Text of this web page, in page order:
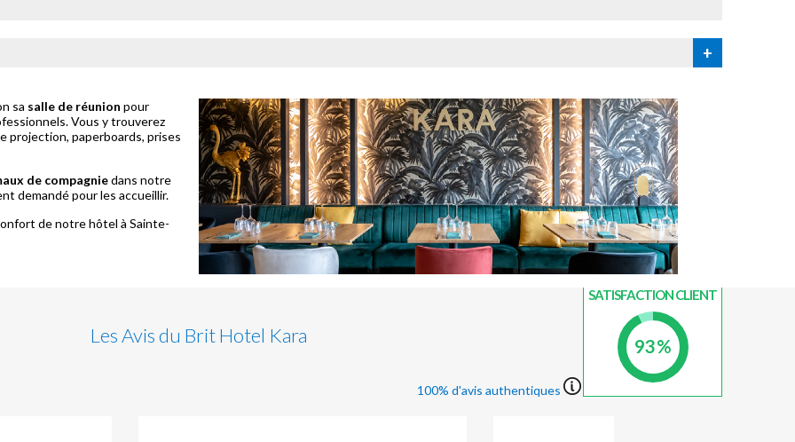
+
sa salle de réunion pour
Vous y trouverez
projection, paperboards, prises
de compagniedans notre
demandé pour les accueillir.
de notre hôtel à Sainte-
Les Avis du Brit Hotel Kara
100% d'avis authentiques
INDICE DE
SATISFACTION CLIENT
93 %